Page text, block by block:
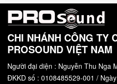
CHI NHÁNH CÔNG TY
PROSOUND VIỆT NAM
Người đại diện : Nguyễn Thu Nga
ĐKKD số : 0108485529-001 /